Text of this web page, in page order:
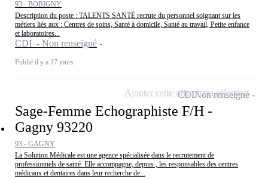
93 - BOBIGNY
Description du poste : TALENTS SANTÉ recrute du personnel soignant sur les
métiers liés aux : Centres de soins, Santé à domicile, Santé au travail, Petite enfance
et laboratoires...
CDI - Non renseigné
Publié il y a 17 jours
Sage-Femme Echographiste F/H -
Gagny 93220
93 - GAGNY
La Solution Médicale est une agence spécialisée dans le recrutement de
professionnels de santé. Elle accompagne, depuis , les responsables des centres
médicaux et dentaires dans leur recherche de...
CDINon renseigné
Ajouter cette offre à ma sélection